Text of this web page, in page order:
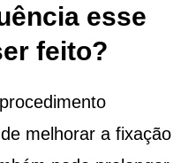
esse
feito?
melhorar a fixação